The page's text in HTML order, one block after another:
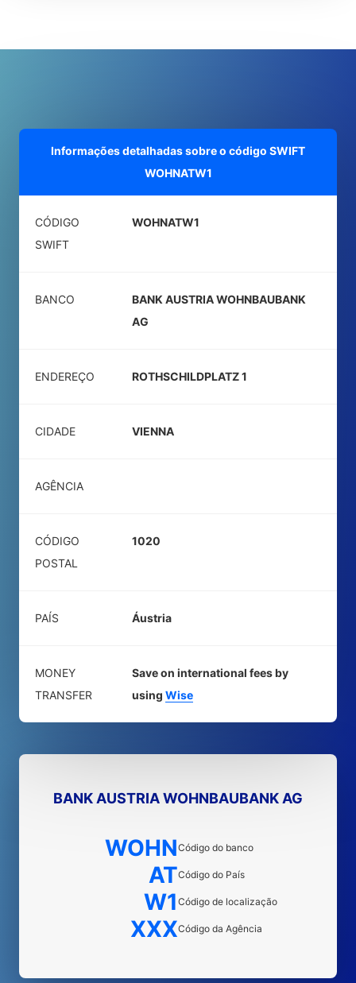
Informações detalhadas sobre o código SWIFT
WOHNATW1
CÓDIGO
SWIFT
WOHNATW1
BANCO
BANK AUSTRIA WOHNBAUBANK
AG
ENDEREÇO ROTHSCHILDPLATZ 1
CIDADE VIENNA
AGÊNCIA
CÓDIGO
POSTAL
1020
PAÍS Áustria
MONEY
TRANSFER
Save on international fees by
using Wise
BANK AUSTRIA WOHNBAUBANK AG
WOHNCódigo do banco
ATCódigo do País
W1 Código de localização
XXXCódigo da Agência